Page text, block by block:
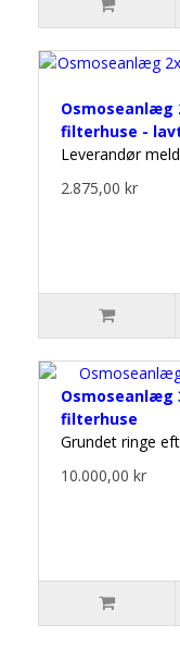
Osmoseanlæg
filterhuse -
Leverandør
2.875,00 kr
Osmoseanlæg
filterhuse
Grundet ringe
10.000,00 kr